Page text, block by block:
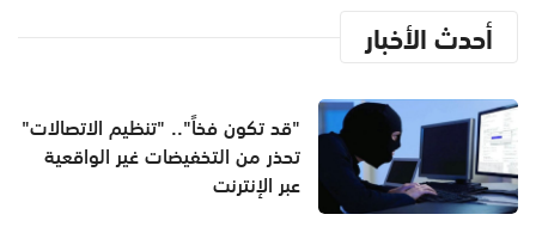
أحدث الأخبار
"قد تكون فخاً".. "تنظيم الاتصالات"
تحذر من التخفيضات غير الواقعية
عبر الإنترنت